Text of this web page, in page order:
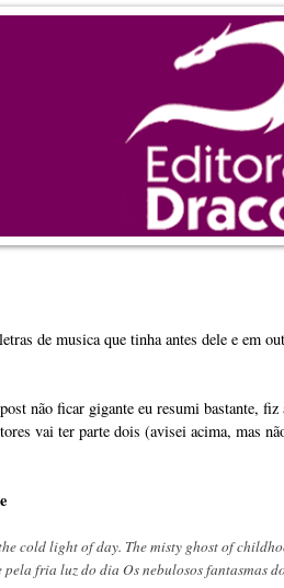
de musica que tinha antes dele e em
não ficar gigante eu resumi bastante,
vai ter parte dois (avisei acima, mas
cold light of day. The misty ghost of
fria luz do dia Os nebulosos fantasmas